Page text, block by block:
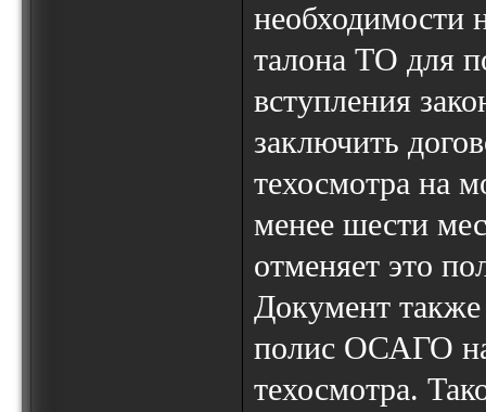
необходимости
талона ТО для
вступления
заключить
техосмотра на
менее шести
отменяет это
Документ также
полис ОСАГО на
техосмотра.